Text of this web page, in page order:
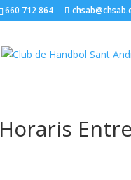
660 712 864
Horaris